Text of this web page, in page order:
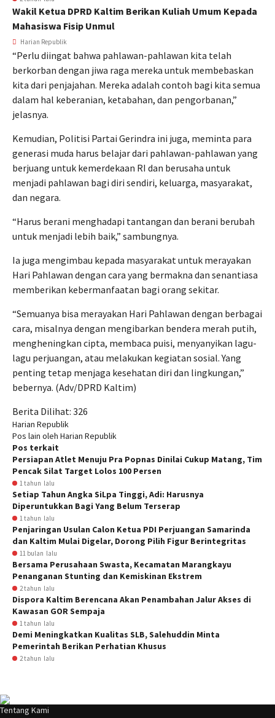
Wakil Ketua DPRD Kaltim Berikan Kuliah Umum Kepada
Mahasiswa Fisip Unmul
Harian Republik
“Perlu diingat bahwa pahlawan-pahlawan kita telah
berkorban dengan jiwa raga mereka untuk membebaskan
kita dari penjajahan. Mereka adalah contoh bagi kita semua
dalam hal keberanian, ketabahan, dan pengorbanan,”
jelasnya.
Kemudian, Politisi Partai Gerindra ini juga, meminta para
generasi muda harus belajar dari pahlawan-pahlawan yang
berjuang untuk kemerdekaan RI dan berusaha untuk
menjadi pahlawan bagi diri sendiri, keluarga, masyarakat,
dan negara.
“Harus berani menghadapi tantangan dan berani berubah
untuk menjadi lebih baik,” sambungnya.
Ia juga mengimbau kepada masyarakat untuk merayakan
Hari Pahlawan dengan cara yang bermakna dan senantiasa
memberikan kebermanfaatan bagi orang sekitar.
“Semuanya bisa merayakan Hari Pahlawan dengan berbagai
cara, misalnya dengan mengibarkan bendera merah putih,
mengheningkan cipta, membaca puisi, menyanyikan lagu-
lagu perjuangan, atau melakukan kegiatan sosial. Yang
penting tetap menjaga kesehatan diri dan lingkungan,”
bebernya. (Adv/DPRD Kaltim)
Berita Dilihat: 326
Harian Republik
Pos lain oleh Harian Republik
Pos terkait
Persiapan Atlet Menuju Pra Popnas Dinilai Cukup Matang, Tim
Pencak Silat Target Lolos 100 Persen
1 tahun lalu
Setiap Tahun Angka SiLpa Tinggi, Adi: Harusnya
Diperuntukkan Bagi Yang Belum Terserap
1 tahun lalu
Penjaringan Usulan Calon Ketua PDI Perjuangan Samarinda
dan Kaltim Mulai Digelar, Dorong Pilih Figur Berintegritas
11 bulan lalu
Bersama Perusahaan Swasta, Kecamatan Marangkayu
Penanganan Stunting dan Kemiskinan Ekstrem
2 tahun lalu
Dispora Kaltim Berencana Akan Penambahan Jalur Akses di
Kawasan GOR Sempaja
1 tahun lalu
Demi Meningkatkan Kualitas SLB, Salehuddin Minta
Pemerintah Berikan Perhatian Khusus
2 tahun lalu
Tentang Kami